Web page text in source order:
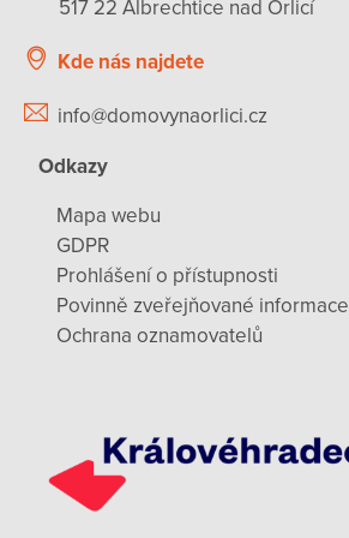
517 22 Albrechtice nad Orlicí
Kde nás najdete
info@domovynaorlici.cz
Odkazy
Mapa webu
GDPR
Prohlášení o přístupnosti
Povinně zveřejňované informace
Ochrana oznamovatelů